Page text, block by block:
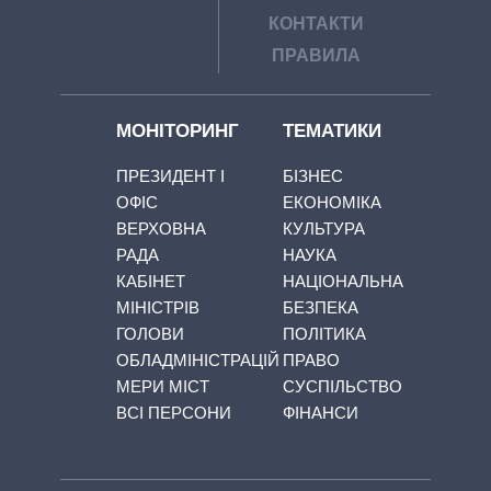
КОНТАКТИ
ПРАВИЛА
МОНІТОРИНГ
ПРЕЗИДЕНТ І
ОФІС
ВЕРХОВНА
РАДА
КАБІНЕТ
МІНІСТРІВ
ГОЛОВИ
ОБЛАДМІНІСТРАЦІЙ
МЕРИ МІСТ
ВСІ ПЕРСОНИ
ТЕМАТИКИ
БІЗНЕС
ЕКОНОМІКА
КУЛЬТУРА
НАУКА
НАЦІОНАЛЬНА
БЕЗПЕКА
ПОЛІТИКА
ПРАВО
СУСПІЛЬСТВО
ФІНАНСИ